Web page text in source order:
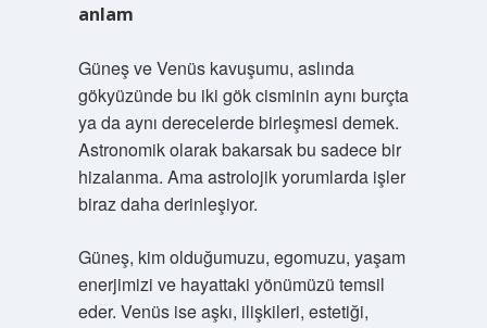
anlam
Güneş ve Venüs kavuşumu, aslında
gökyüzünde bu iki gök cisminin aynı burçta
ya da aynı derecelerde birleşmesi demek.
Astronomik olarak bakarsak bu sadece bir
hizalanma. Ama astrolojik yorumlarda işler
biraz daha derinleşiyor.
Güneş, kim olduğumuzu, egomuzu, yaşam
enerjimizi ve hayattaki yönümüzü temsil
eder. Venüs ise aşkı, ilişkileri, estetiği,